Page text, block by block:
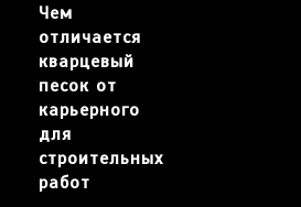
Чем
отличается
кварцевый
песок от
карьерного
для
строительных
работ